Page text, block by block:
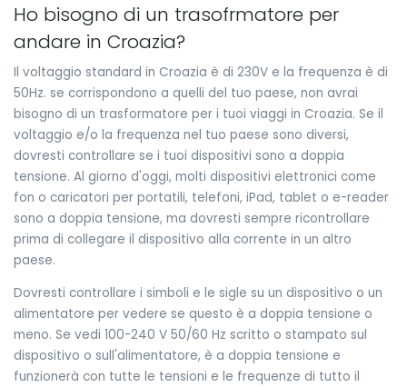
Ho bisogno di un trasofrmatore per
andare in Croazia?
Il voltaggio standard in Croazia è di 230V e la frequenza è di
50Hz. se corrispondono a quelli del tuo paese, non avrai
bisogno di un trasformatore per i tuoi viaggi in Croazia. Se il
voltaggio e/o la frequenza nel tuo paese sono diversi,
dovresti controllare se i tuoi dispositivi sono a doppia
tensione. Al giorno d'oggi, molti dispositivi elettronici come
fon o caricatori per portatili, telefoni, iPad, tablet o e-reader
sono a doppia tensione, ma dovresti sempre ricontrollare
prima di collegare il dispositivo alla corrente in un altro
paese.
Dovresti controllare i simboli e le sigle su un dispositivo o un
alimentatore per vedere se questo è a doppia tensione o
meno. Se vedi 100-240 V 50/60 Hz scritto o stampato sul
dispositivo o sull'alimentatore, è a doppia tensione e
funzionerà con tutte le tensioni e le frequenze di tutto il